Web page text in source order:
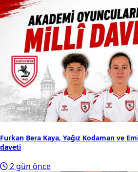
Furkan Bera Kaya, Yağız Kodaman ve
daveti
2 gün önce